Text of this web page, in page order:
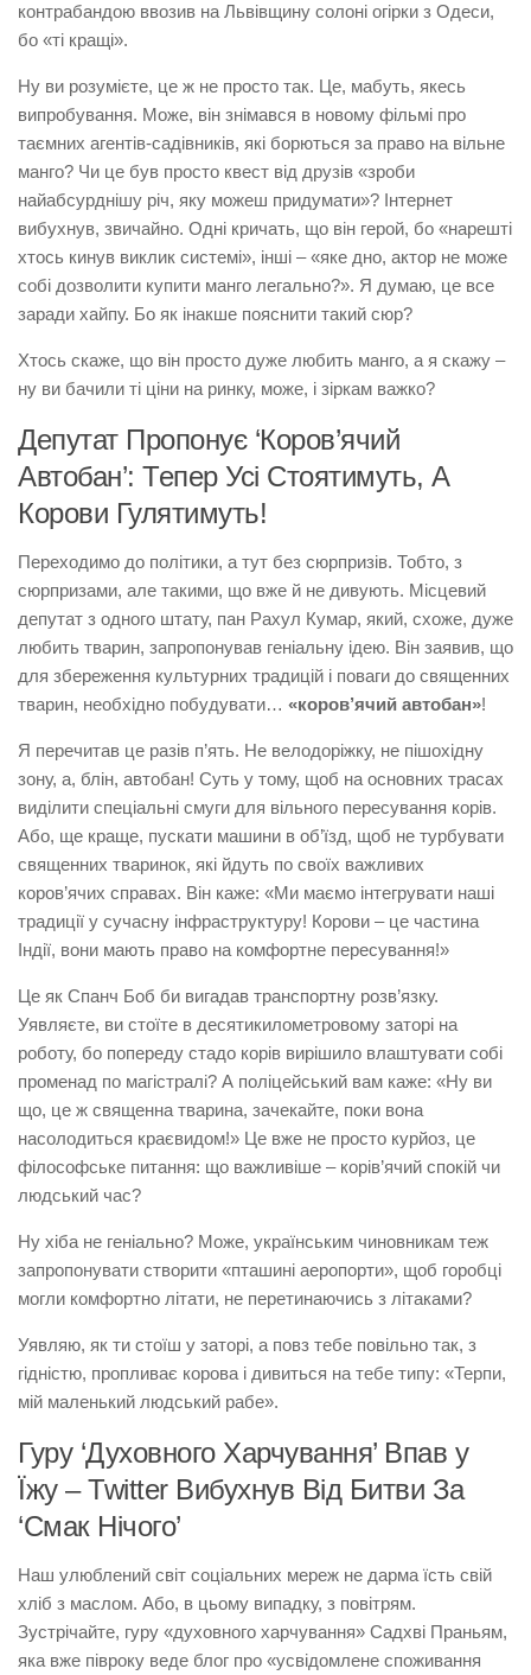
контрабандою ввозив на Львівщину солоні огірки з Одеси,
бо «ті кращі».
Ну ви розумієте, це ж не просто так. Це, мабуть, якесь
випробування. Може, він знімався в новому фільмі про
таємних агентів-садівників, які борються за право на вільне
манго? Чи це був просто квест від друзів «зроби
найабсурднішу річ, яку можеш придумати»? Інтернет
вибухнув, звичайно. Одні кричать, що він герой, бо «нарешті
хтось кинув виклик системі», інші – «яке дно, актор не може
собі дозволити купити манго легально?». Я думаю, це все
заради хайпу. Бо як інакше пояснити такий сюр?
Хтось скаже, що він просто дуже любить манго, а я скажу –
ну ви бачили ті ціни на ринку, може, і зіркам важко?
Депутат Пропонує ‘Коров’ячий
Автобан’: Тепер Усі Стоятимуть, А
Корови Гулятимуть!
Переходимо до політики, а тут без сюрпризів. Тобто, з
сюрпризами, але такими, що вже й не дивують. Місцевий
депутат з одного штату, пан Рахул Кумар, який, схоже, дуже
любить тварин, запропонував геніальну ідею. Він заявив, що
для збереження культурних традицій і поваги до священних
тварин, необхідно побудувати… «коров’ячий автобан»!
Я перечитав це разів п’ять. Не велодоріжку, не пішохідну
зону, а, блін, автобан! Суть у тому, щоб на основних трасах
виділити спеціальні смуги для вільного пересування корів.
Або, ще краще, пускати машини в об’їзд, щоб не турбувати
священних тваринок, які йдуть по своїх важливих
коров’ячих справах. Він каже: «Ми маємо інтегрувати наші
традиції у сучасну інфраструктуру! Корови – це частина
Індії, вони мають право на комфортне пересування!»
Це як Спанч Боб би вигадав транспортну розв’язку.
Уявляєте, ви стоїте в десятикилометровому заторі на
роботу, бо попереду стадо корів вирішило влаштувати собі
променад по магістралі? А поліцейський вам каже: «Ну ви
що, це ж священна тварина, зачекайте, поки вона
насолодиться краєвидом!» Це вже не просто курйоз, це
філософське питання: що важливіше – корів’ячий спокій чи
людський час?
Ну хіба не геніально? Може, українським чиновникам теж
запропонувати створити «пташині аеропорти», щоб горобці
могли комфортно літати, не перетинаючись з літаками?
Уявляю, як ти стоїш у заторі, а повз тебе повільно так, з
гідністю, пропливає корова і дивиться на тебе типу: «Терпи,
мій маленький людський рабе».
Гуру ‘Духовного Харчування’ Впав у
Їжу – Twitter Вибухнув Від Битви За
‘Смак Нічого’
Наш улюблений світ соціальних мереж не дарма їсть свій
хліб з маслом. Або, в цьому випадку, з повітрям.
Зустрічайте, гуру «духовного харчування» Садхві Праньям,
яка вже півроку веде блог про «усвідомлене споживання